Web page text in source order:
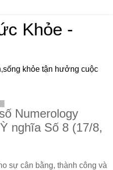
Khỏe -
khỏe tận hưởng cuộc
Numerology
nghĩa Số 8 (17/8,
sự cân bằng, thành công và